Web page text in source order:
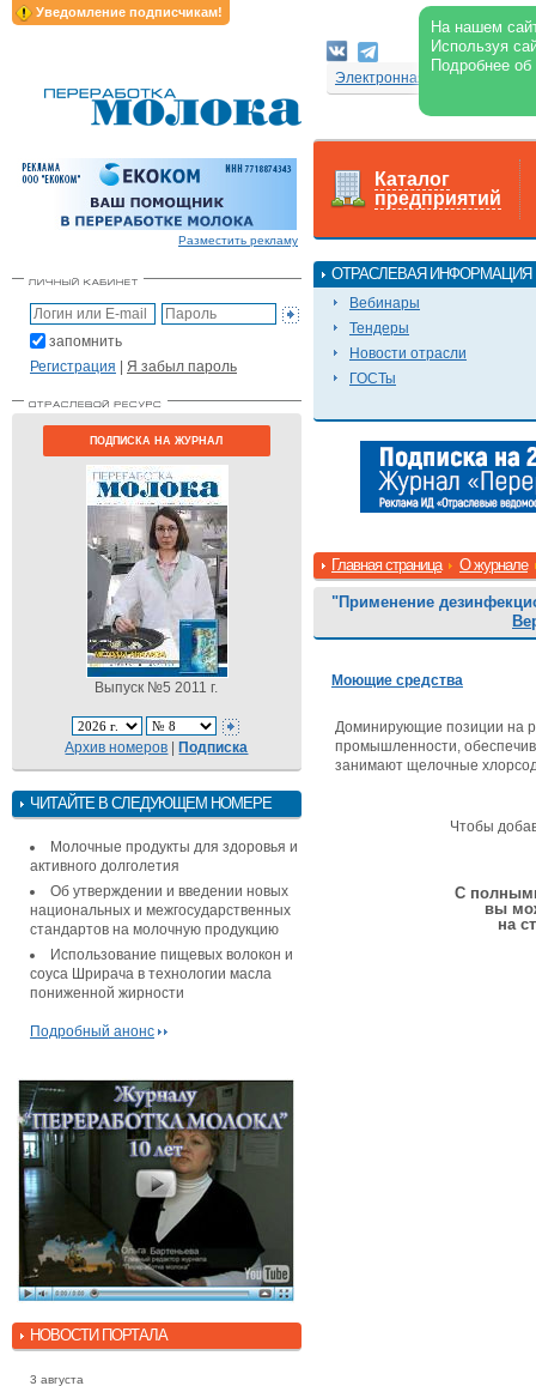
Уведомление подписчикам!
На нашем
Используя
Подробнее
Электронная версия
Разместить рекламу
запомнить
Регистрация | Я забыл пароль
ПОДПИСКА НА ЖУРНАЛ
Выпуск №5 2011 г.
Архив номеров |Подписка
ЧИТАЙТЕ В СЛЕДУЮЩЕМ НОМЕРЕ
Молочные продукты для здоровья и
активного долголетия
Об утверждении и введении новых
национальных и межгосударственных
стандартов на молочную продукцию
Использование пищевых волокон и
соуса Шрирача в технологии масла
пониженной жирности
Подробный анонс
НОВОСТИ ПОРТАЛА
3 августа
Каталог
предприятий
ОТРАСЛЕВАЯ ИНФОРМАЦИЯ
Вебинары
Тендеры
Новости отрасли
ГОСТы
Главная страница О журнале
"Применение
Моющие средства
Доминирующие позиции на
промышленности,
занимают щелочные
Чтобы
С
вы
на